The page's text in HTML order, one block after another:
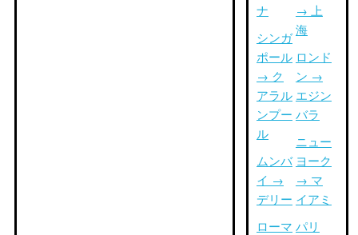
ナ
シンガ
ポール
→ ク
アラル
ンプー
ル
ムンバ
イ →
デリー
ローマ
→ 上
海
ロンド
ン →
エジン
バラ
ニュー
ヨーク
→ マ
イアミ
パリ